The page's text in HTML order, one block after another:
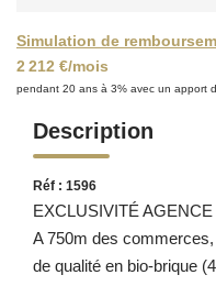
Simulation de
2 212 €/mois
pendant 20 ans à 3% avec un apport
Description
Réf : 1596
EXCLUSIVITÉ AGENCE
A 750m des
de qualité en bio-brique